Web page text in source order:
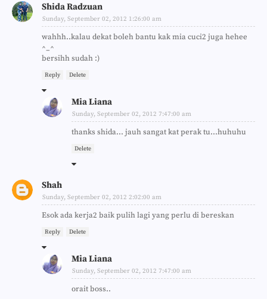
Shida Radzuan
Sunday, September 02, 2012 1:26:00 am
wahhh..kalau dekat boleh bantu kak mia cuci2 juga hehee
^_^
bersihh sudah :)
Reply Delete
Mia Liana
Sunday, September 02, 2012 7:47:00 am
thanks shida... jauh sangat kat perak tu...huhuhu
Delete
Shah
Sunday, September 02, 2012 2:02:00 am
Esok ada kerja2 baik pulih lagi yang perlu di bereskan
Reply Delete
Mia Liana
Sunday, September 02, 2012 7:47:00 am
orait boss..